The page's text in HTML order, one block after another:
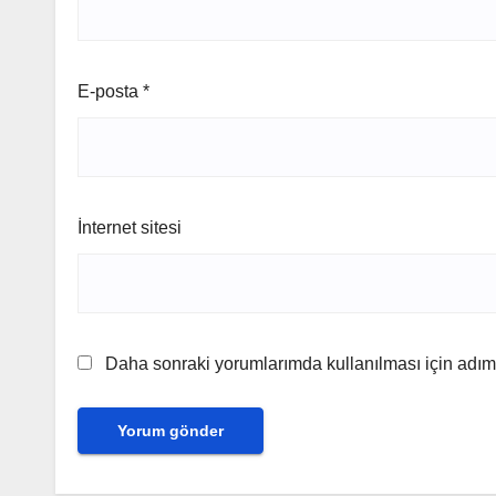
E-posta *
İnternet sitesi
Daha sonraki yorumlarımda kullanılması için